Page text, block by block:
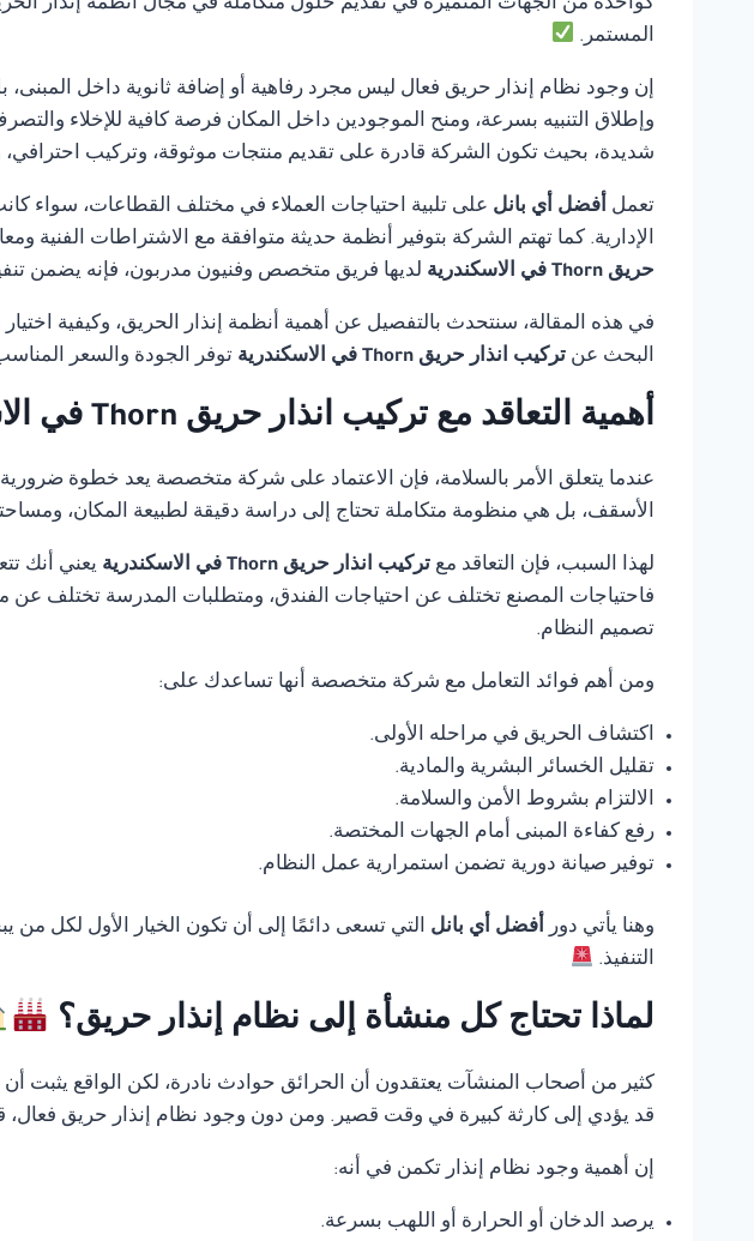
كواحدة من الجهات المتميزة في تقديم حلول متكاملة في مجال أنظمة إنذار
المستمر.
إن وجود نظام إنذار حريق فعال ليس مجرد رفاهية أو إضافة ثانوية داخل
وإطلاق التنبيه بسرعة، ومنح الموجودين داخل المكان فرصة كافية للإخلاء
شديدة، بحيث تكون الشركة قادرة على تقديم منتجات موثوقة، وتركيب
تعمل أفضل أي بانل على تلبية احتياجات العملاء في مختلف القطاعات، سواء
الإدارية. كما تهتم الشركة بتوفير أنظمة حديثة متوافقة مع الاشتراطات الفنية
حريق Thorn في الاسكندرية
لديها فريق متخصص وفنيون مدربون، فإنه يضمن
في هذه المقالة، سنتحدث بالتفصيل عن أهمية أنظمة إنذار الحريق، وكيفية
البحث عن تركيب انذار حريق Thorn في الاسكندرية توفر الجودة والسعر
أهمية التعاقد مع تركيب انذار حريق Thorn في الاسكندرية
عندما يتعلق الأمر بالسلامة، فإن الاعتماد على شركة متخصصة يعد خطوة
الأسقف، بل هي منظومة متكاملة تحتاج إلى دراسة دقيقة لطبيعة المكان،
لهذا السبب، فإن التعاقد مع تركيب انذار حريق Thorn في الاسكندرية
يعني أنك
فاحتياجات المصنع تختلف عن احتياجات الفندق، ومتطلبات المدرسة تختلف عن
تصميم النظام.
ومن أهم فوائد التعامل مع شركة متخصصة أنها تساعدك على:
اكتشاف الحريق في مراحله الأولى.
تقليل الخسائر البشرية والمادية.
الالتزام بشروط الأمن والسلامة.
رفع كفاءة المبنى أمام الجهات المختصة.
توفير صيانة دورية تضمن استمرارية عمل النظام.
وهنا يأتي دور أفضل أي بانل التي تسعى دائمًا إلى أن تكون الخيار الأول لكل من
التنفيذ.
لماذا تحتاج كل منشأة إلى نظام إنذار حريق؟
كثير من أصحاب المنشآت يعتقدون أن الحرائق حوادث نادرة، لكن الواقع يثبت
قد يؤدي إلى كارثة كبيرة في وقت قصير. ومن دون وجود نظام إنذار حريق
إن أهمية وجود نظام إنذار تكمن في أنه:
يرصد الدخان أو الحرارة أو اللهب بسرعة.